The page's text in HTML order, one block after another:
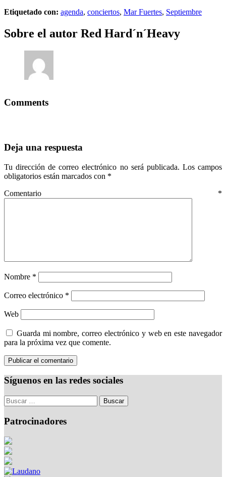
Etiquetado con: agenda, conciertos, Mar Fuertes, Septiembre
Sobre el autor Red Hard´n´Heavy
Comments
Deja una respuesta
Tu dirección de correo electrónico no será publicada. Los campos
obligatorios están marcados con *
Comentario *
Nombre *
Correo electrónico *
Web
Guarda mi nombre, correo electrónico y web en este navegador
para la próxima vez que comente.
Síguenos en las redes sociales
Patrocinadores